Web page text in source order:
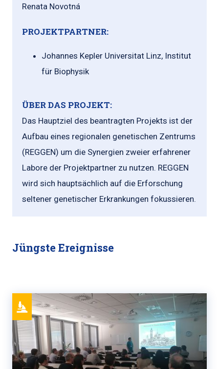
Renata Novotná
PROJEKTPARTNER:
Johannes Kepler Universitat Linz, Institut
für Biophysik
ÜBER DAS PROJEKT:
Das Hauptziel des beantragten Projekts ist der
Aufbau eines regionalen genetischen Zentrums
(REGGEN) um die Synergien zweier erfahrener
Labore der Projektpartner zu nutzen. REGGEN
wird sich hauptsächlich auf die Erforschung
seltener genetischer Erkrankungen fokussieren.
Jüngste Ereignisse